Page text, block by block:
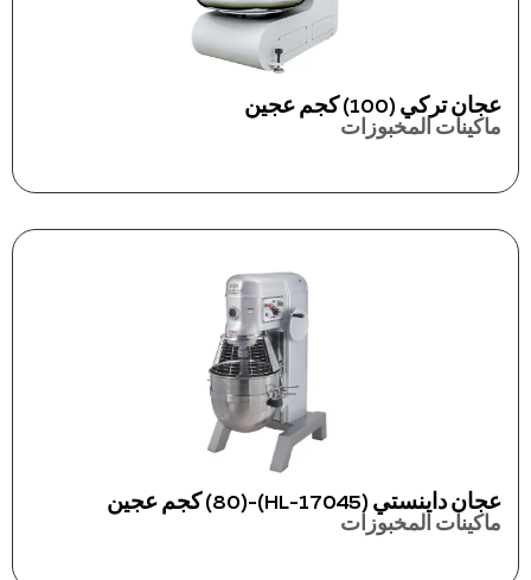
عجان تركي (100) كجم عجين
ماكينات المخبوزات
عجان داينستي (17045-HL)-(80) كجم عجين
ماكينات المخبوزات